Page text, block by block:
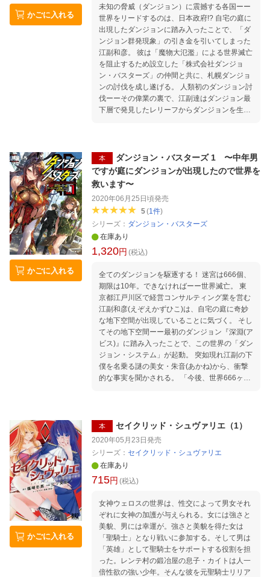
かごに入れる
未知の脅威（ダンジョン）に震撼する各国ーー
世界をリードするのは、日本政府!? 自宅の庭に
出現したダンジョンに踏み入ったことで、「ダ
ンジョン群発現象」の引き金を引いてしまった
江副和彦。 彼は「魔物大氾濫」による世界滅亡
を阻止するため設立した「株式会社ダンジョ
ン・バスターズ」の仲間と共に、札幌ダンジョ
ンの討伐を成し遂げる。 人類初のダンジョン討
伐ーーその偉業の裏で、江副達はダンジョン最
下層で発見したレリーフからダンジョンを生み
ダンジョンの出現が各国に防衛方針の選択を迫
る。 合衆国は自国防衛を優先して他国に派遣し
ていた軍を呼び戻し、中華最盛期を目論む共産
国は対日政策に頭を悩ませる。 世界はダンジョ
ンを中心に、その形を大きく変えつつあっ
た……。 圧倒的リアリティで贈るダンジョン攻
略譚、混沌が胎動する第2巻！
かごに入れる
本
ダンジョン・バスターズ 1 〜中年男
ですが庭にダンジョンが出現したので世界を
救います〜
2020年06月25日頃発売
5(1件)
シリーズ： ダンジョン・バスターズ
在庫あり
1,320円 (税込)
全てのダンジョンを駆逐する！ 迷宮は666個、
期限は10年。できなければーー世界滅亡。 東
京都江戸川区で経営コンサルティング業を営む
江副和彦(えぞえかずひこ)は、自宅の庭に奇妙
な地下空間が出現していることに気づく。 そし
てその地下空間ーー最初のダンジョン『深淵(ア
ビス)』に踏み入ったことで、この世界の「ダン
ジョン・システム」が起動。 突如現れ江副の下
僕を名乗る謎の美女・朱音(あかね)から、衝撃
的な事実を聞かされる。 「今後、世界666ヶ所
。この事実を知った江副は滅亡を防ぐため、ダ
ンジョン攻略を決意するのだった。 やがて世界
ンジョン対策に乗り出す。 ダンジョンの恩恵を
知った日本政府は、いち早く民間人冒険者登用
制度を導入し、試験運用を開始。 江副は試験を
ンジョン攻略専門企業「株式会社ダンジョン・
バスターズ」を設立するが……!? 圧倒的リアリ
ティで贈るダンジョン攻略譚、開幕！
かごに入れる
本 セイクリッド・シュヴァリエ（1）
2020年05月23日 発売
シリーズ： セイクリッド・シュヴァリエ
在庫あり
715円 (税込)
女神ウェロスの世界は、性交によって男女それ
ぞれに女神の加護が与えられる。女には強さと
美貌、男には幸運が。強さと美貌を得た女は
「聖騎士」となり戦いに参加する。そして男は
「英雄」として聖騎士をサポートする役割を担
った。レンテ村の鍛冶屋の息子・カイトは人一
倍性欲の強い少年。そんな彼を元聖騎士リリア